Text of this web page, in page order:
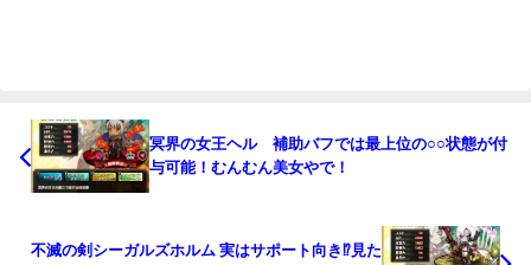
冥界の女王ヘル 補助バフでは最上位の○○状態が付
与可能！むんむん美女やで！
不滅の剣シーガルズホルム 実はサポート向き⁉︎見た